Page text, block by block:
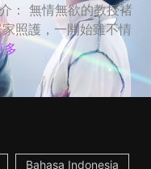
： 無情無欲的教授褚
照護，一開始雖不情
多
Bahasa Indonesia